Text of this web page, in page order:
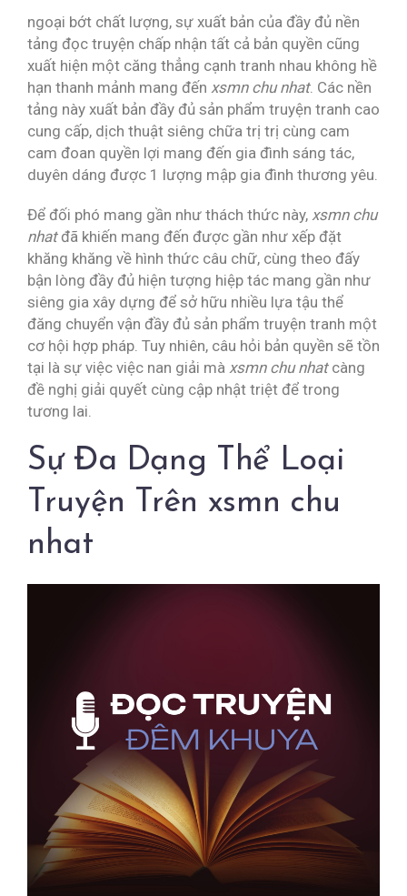
ngoại bớt chất lượng, sự xuất bản của đầy đủ nền
tảng đọc truyện chấp nhận tất cả bản quyền cũng
xuất hiện một căng thẳng cạnh tranh nhau không hề
hạn thanh mảnh mang đến xsmn chu nhat. Các nền
tảng này xuất bản đầy đủ sản phẩm truyện tranh cao
cung cấp, dịch thuật siêng chữa trị trị cùng cam
cam đoan quyền lợi mang đến gia đình sáng tác,
duyên dáng được 1 lượng mập gia đình thương yêu.
Để đối phó mang gần như thách thức này, xsmn chu
nhatđã khiến mang đến được gần như xếp đặt
khăng khăng về hình thức câu chữ, cùng theo đấy
bận lòng đầy đủ hiện tượng hiệp tác mang gần như
siêng gia xây dựng để sở hữu nhiều lựa tậu thể
đăng chuyển vận đầy đủ sản phẩm truyện tranh một
cơ hội hợp pháp. Tuy nhiên, câu hỏi bản quyền sẽ tồn
tại là sự việc việc nan giải mà xsmn chu nhatcàng
đề nghị giải quyết cùng cập nhật triệt để trong
tương lai.
Sự Đa Dạng Thể Loại
Truyện Trên xsmn chu
nhat